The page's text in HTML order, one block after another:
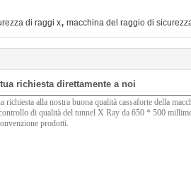
di raggi x, macchina del raggio di
tua richiesta direttamente a noi